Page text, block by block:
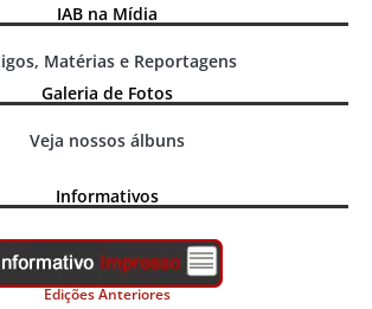
IAB na Mídia
Matérias e Reportagens
Galeria de Fotos
Veja nossos álbuns
Informativos
Edições Anteriores